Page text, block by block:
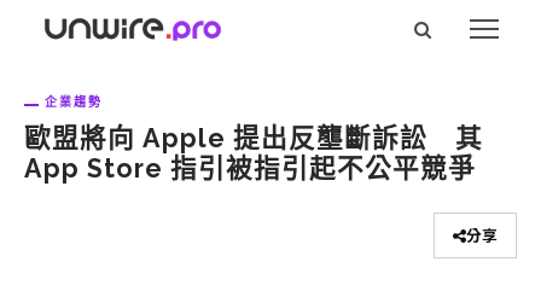
企業趨勢
歐盟將向 Apple 提出反壟斷訴訟 其
App Store 指引被指引起不公平競爭
分享